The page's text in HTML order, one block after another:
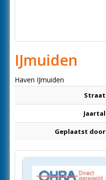
IJmuiden
Haven IJmuiden
Straat
Jaartal
Geplaatst door